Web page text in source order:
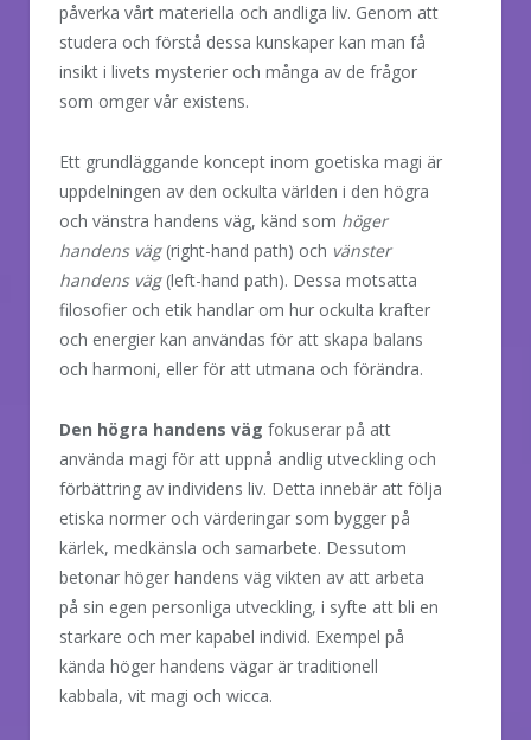
påverka vårt materiella och andliga liv. Genom att
studera och förstå dessa kunskaper kan man få
insikt i livets mysterier och många av de frågor
som omger vår existens.
Ett grundläggande koncept inom goetiska magi är
uppdelningen av den ockulta världen i den högra
och vänstra handens väg, känd som höger
handens väg(right-hand path) och vänster
handens väg(left-hand path). Dessa motsatta
filosofier och etik handlar om hur ockulta krafter
och energier kan användas för att skapa balans
och harmoni, eller för att utmana och förändra.
Den högra handens väg fokuserar på att
använda magi för att uppnå andlig utveckling och
förbättring av individens liv. Detta innebär att följa
etiska normer och värderingar som bygger på
kärlek, medkänsla och samarbete. Dessutom
betonar höger handens väg vikten av att arbeta
på sin egen personliga utveckling, i syfte att bli en
starkare och mer kapabel individ. Exempel på
kända höger handens vägar är traditionell
kabbala, vit magi och wicca.